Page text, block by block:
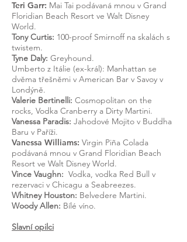
Teri Garr: Mai Tai podávaná mnou v Grand
Floridian Beach Resort ve Walt Disney
World.
Tony Curtis: 100-proof Smirnoff na skalách s
twistem.
Tyne Daly: Greyhound.
Umberto z Itálie (ex-král): Manhattan se
dvěma třešněmi v American Bar v Savoy v
Londýně.
Valerie Bertinelli: Cosmopolitan on the
rocks, Vodka Cranberry a Dirty Martini.
Vanessa Paradis: Jahodové Mojito v Buddha
Baru v Paříži.
Vanessa Williams: Virgin Piña Colada
podávaná mnou v Grand Floridian Beach
Resort ve Walt Disney World.
Vince Vaughn: Vodka, vodka Red Bull v
rezervaci v Chicagu a Seabreezes.
Whitney Houston: Belvedere Martini.
Woody Allen: Bílé víno.
Slavní opilci